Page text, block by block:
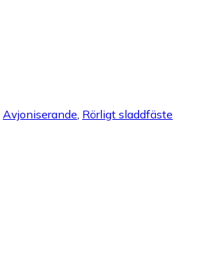
Avjoniserande, Rörligt sladdfäste